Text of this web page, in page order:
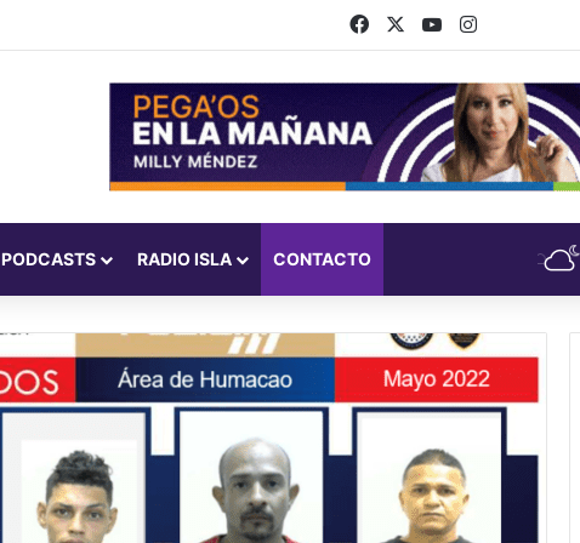
FacebookYouTubeInstagram
PODCASTS RADIO ISLA CONTACTO